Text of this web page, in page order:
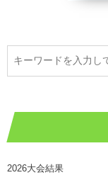
2026大会結果